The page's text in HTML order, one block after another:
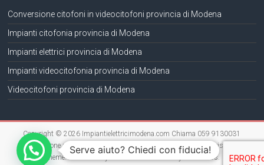
Conversione citofoni in videocitofoni provincia di Modena
Impianti citofonia provincia di Modena
Impianti elettrici provincia di Modena
Impianti videocitofonia provincia di Modena
Videocitofoni provincia di Modena
Copyright © 2026 Impiantielettricimodena.com Chiama 059 9130031
Installazione riparazione impianti elettrici Modena
. Tutti i diritti riservati.
Theme:Accelerate WordPress.
Serve aiuto? Chiedi con fiducia!